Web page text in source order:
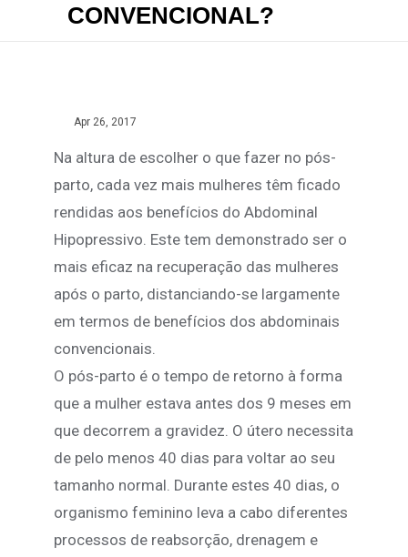
CONVENCIONAL?
Apr 26, 2017
Na altura de escolher o que fazer no pós-
parto, cada vez mais mulheres têm ficado
rendidas aos benefícios do Abdominal
Hipopressivo. Este tem demonstrado ser o
mais eficaz na recuperação das mulheres
após o parto, distanciando-se largamente
em termos de benefícios dos abdominais
convencionais.
O pós-parto é o tempo de retorno à forma
que a mulher estava antes dos 9 meses em
que decorrem a gravidez. O útero necessita
de pelo menos 40 dias para voltar ao seu
tamanho normal. Durante estes 40 dias, o
organismo feminino leva a cabo diferentes
processos de reabsorção, drenagem e